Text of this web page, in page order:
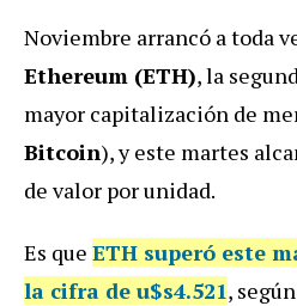
Noviembre arrancó a toda
Ethereum (ETH), la
mayor capitalización de
Bitcoin), y este martes
de valor por unidad.
Es que ETH superó este
la cifra de u$s4.521,